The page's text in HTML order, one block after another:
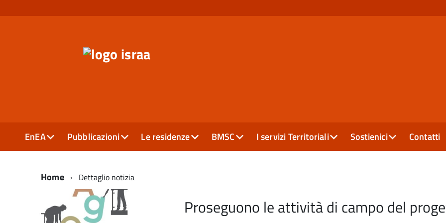
EnEA Pubblicazioni Le residenze BMSC I servizi Territoriali Sostienici Contatti
Home Dettaglio notizia
Proseguono le attività di campo del